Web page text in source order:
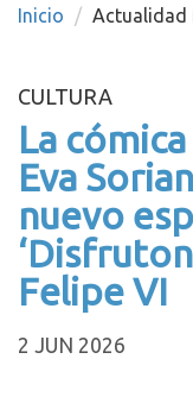
inicio
Inicio Actualidad
CULTURA
La
Eva
nuevo
Felipe VI
2 JUN 2026